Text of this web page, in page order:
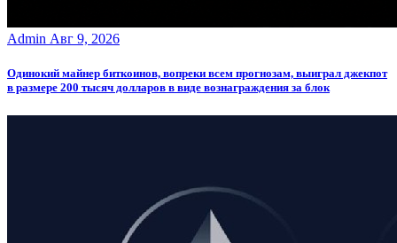
Admin Авг 9, 2026
Одинокий майнер биткоинов, вопреки всем прогнозам, выиграл джекпот
в размере 200 тысяч долларов в виде вознаграждения за блок